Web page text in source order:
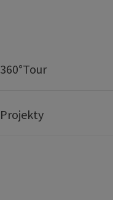
360°Tour
Projekty